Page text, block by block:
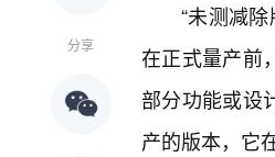
分享
“未测减
在正式量产前
部分功能或设
产的版本，它